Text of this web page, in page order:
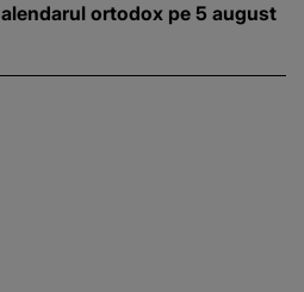
ortodox pe 5 august